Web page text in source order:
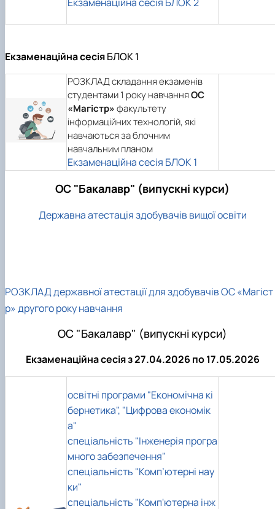
Екзаменаційна сесіяБЛОК 1
РОЗКЛАД складання екзаменів
студентами 1 року навчанняОС
«Магістр»факультету
інформаційних технологій, які
навчаються за блочним
навчальним планом
Екзаменаційна сесія БЛОК 1
ОС "Бакалавр" (випускні курси)
Державна атестація здобувачів вищої освіти
РОЗКЛАД державної атестації для здобувачів ОС «Магіст
р» другого року навчання
ОС "Бакалавр" (випускні курси)
Екзаменаційна сесія з 27.04.2026 по 17.05.2026
освітні програми "Економічна кі
бернетика", "Цифрова економік
а"
спеціальність "Інженерія програ
много забезпечення"
спеціальність "Комп’ютерні нау
ки"
спеціальність "Комп'ютерна інж